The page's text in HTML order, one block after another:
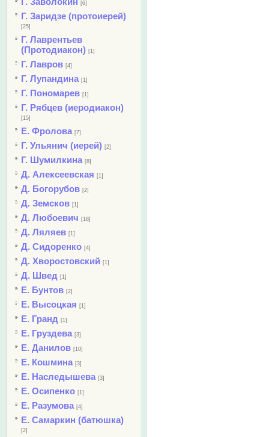
[6]
Г. Заридзе (протоиерей)
[25]
Г. Лаврентьев
(Протодиакон) [1]
Г. Лавров [4]
Г. Лупандина [1]
Г. Пономарев [1]
Г. Рябцев (иеродиакон)
[15]
Е. Фролова [7]
Г. Ульянич (иерей) [2]
Г. Шумилкина [8]
Д. Алексеевская [1]
Д. Богорубов [2]
Д. Земсков [1]
Д. Любоевич [18]
Д. Ляляев [1]
Д. Сидоренко [4]
Д. Хворостовский [1]
Д. Швед [1]
Е. Бунтов [2]
Е. Высоцкая [1]
Е. Гранд [1]
Е. Груздева [3]
Е. Данилов [10]
Е. Кошмина [3]
Е. Наследышева [3]
Е. Осипенко [1]
Е. Разумова [4]
Е. Самаркин (батюшка)
[2]